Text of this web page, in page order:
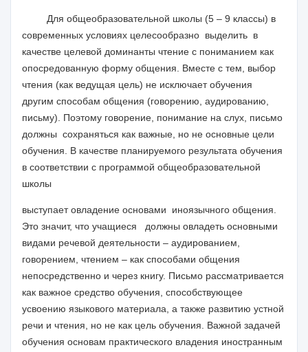
Для общеобразовательной школы (5 – 9 классы) в
современных условиях целесообразно выделить в
качестве целевой доминанты чтение с пониманием как
опосредованную форму общения. Вместе с тем, выбор
чтения (как ведущая цель) не исключает обучения
другим способам общения (говорению, аудированию,
письму). Поэтому говорение, понимание на слух, письмо
должны сохраняться как важные, но не основные цели
обучения. В качестве планируемого результата обучения
в соответствии с программой общеобразовательной
школы
выступает овладение основами иноязычного общения.
Это значит, что учащиеся должны овладеть основными
видами речевой деятельности – аудированием,
говорением, чтением – как способами общения
непосредственно и через книгу. Письмо рассматривается
как важное средство обучения, способствующее
усвоению языкового материала, а также развитию устной
речи и чтения, но не как цель обучения. Важной задачей
обучения основам практического владения иностранным